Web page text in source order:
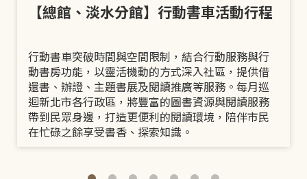
【總館、淡水分館】行動書車活動行程
行動書車突破時間與空間限制，結合行動服務與行
動書房功能，以靈活機動的方式深入社區，提供借
還書、辦證、主題書展及閱讀推廣等服務。每月巡
迴新北市各行政區，將豐富的圖書資源與閱讀服務
帶到民眾身邊，打造更便利的閱讀環境，陪伴市民
在忙碌之餘享受書香、探索知識。